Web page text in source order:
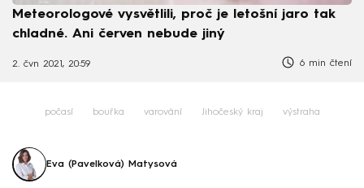
Meteorologové vysvětlili, proč je letošní jaro tak
chladné. Ani červen nebude jiný
2. čvn 2021, 20:59 6 min čtení
počasí bouřka varování Jihočeský kraj výstraha
Eva (Pavelková) Matysová